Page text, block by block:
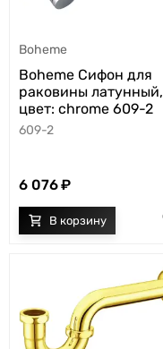
Boheme
Boheme Сифон для
раковины латунный,
цвет: chrome 609-2
609-2
6 076